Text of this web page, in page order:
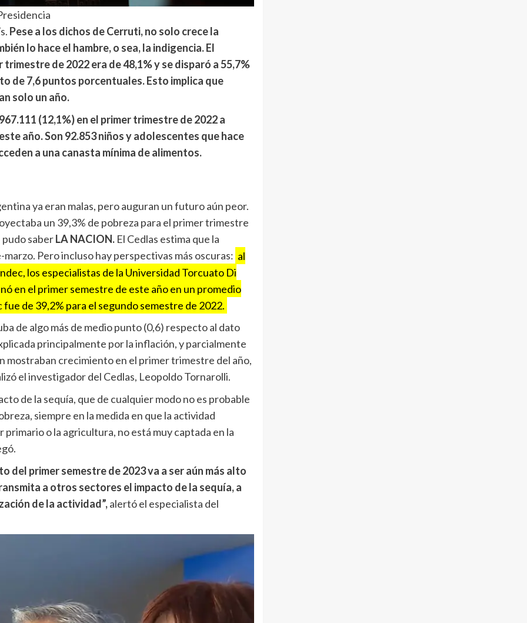
Pese a los dichos de Cerruti, no solo crece la
lo hace el hambre, o sea, la indigencia. El
de 2022 era de 48,1% y se disparó a 55,7%
de 7,6 puntos porcentuales. Esto implica que
solo un año.
(12,1%) en el primer trimestre de 2022 a
año. Son 92.853 niños y adolescentes que hace
a una canasta mínima de alimentos.
ya eran malas, pero auguran un futuro aún peor.
un 39,3% de pobreza para el primer trimestre
pudo saberLA NACION. El Cedlas estima que la
Pero incluso hay perspectivas más oscuras: al
los especialistas de la Universidad Torcuato Di
en el primer semestre de este año en un promedio
de 39,2% para el segundo semestre de 2022.
de algo más de medio punto (0,6) respecto al dato
principalmente por la inflación, y parcialmente
mostraban crecimiento en el primer trimestre del año,
el investigador del Cedlas, Leopoldo Tornarolli.
de la sequía, que de cualquier modo no es probable
siempre en la medida en que la actividad
o la agricultura, no está muy captada en la
del primer semestre de 2023 va a ser aún más alto
a otros sectores el impacto de la sequía, a
de la actividad”,alertó el especialista del